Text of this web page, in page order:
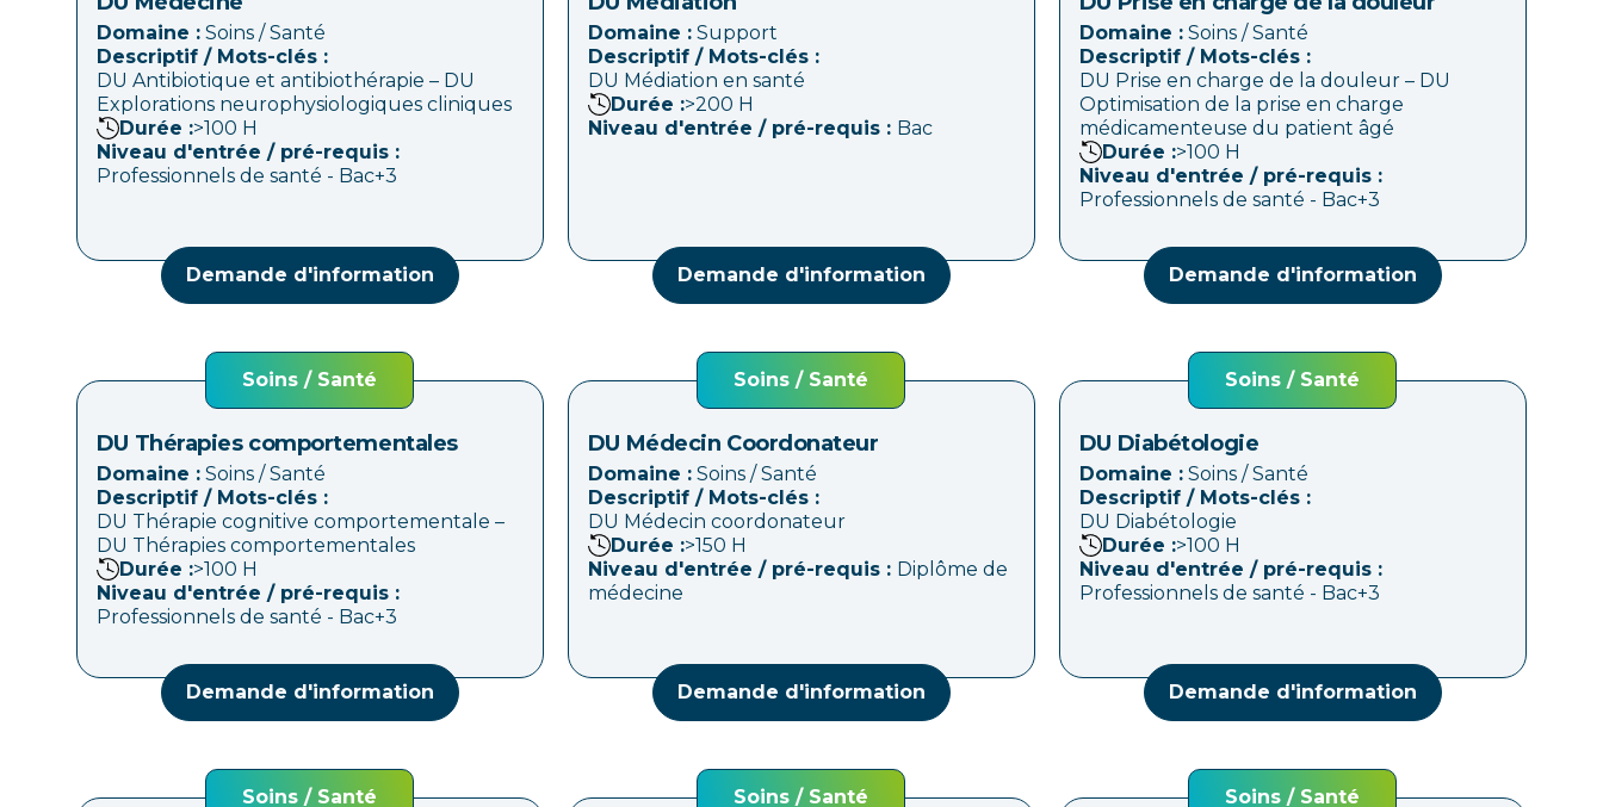
Domaine : Soins / Santé
Descriptif / Mots-clés :
DU Antibiotique et antibiothérapie – DU
Explorations neurophysiologiques cliniques
Durée :>100 H
Niveau d'entrée / pré-requis :
Professionnels de santé - Bac+3
Demande d'information
Domaine : Support
Descriptif / Mots-clés :
DU Médiation en santé
Durée :>200 H
Niveau d'entrée / pré-requis : Bac
Demande d'information
Domaine : Soins / Santé
Descriptif / Mots-clés :
DU Prise en charge de la douleur – DU
Optimisation de la prise en charge
médicamenteuse du patient âgé
Durée :>100 H
Niveau d'entrée / pré-requis :
Professionnels de santé - Bac+3
Demande d'information
Soins / Santé
DU Thérapies comportementales
Domaine : Soins / Santé
Descriptif / Mots-clés :
DU Thérapie cognitive comportementale –
DU Thérapies comportementales
Durée :>100 H
Niveau d'entrée / pré-requis :
Professionnels de santé - Bac+3
Demande d'information
Soins / Santé
DU Médecin Coordonateur
Domaine : Soins / Santé
Descriptif / Mots-clés :
DU Médecin coordonateur
Durée :>150 H
Niveau d'entrée / pré-requis : Diplôme de
médecine
Demande d'information
Soins / Santé
DU Diabétologie
Domaine : Soins / Santé
Descriptif / Mots-clés :
DU Diabétologie
Durée :>100 H
Niveau d'entrée / pré-requis :
Professionnels de santé - Bac+3
Demande d'information
Soins / Santé Soins / Santé Soins / Santé